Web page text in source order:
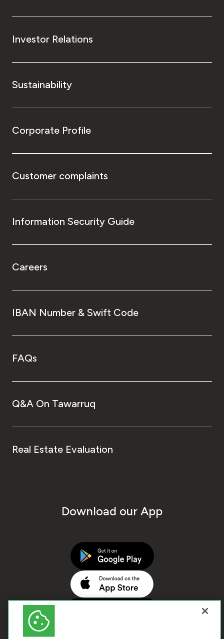
Investor Relations
Sustainability
Corporate Profile
Customer complaints
Information Security Guide
Careers
IBAN Number & Swift Code
FAQs
Q&A On Tawarruq
Real Estate Evaluation
Download our App